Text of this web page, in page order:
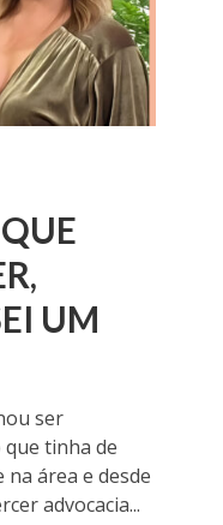
UM
ser
tinha de
área e desde
advocacia...